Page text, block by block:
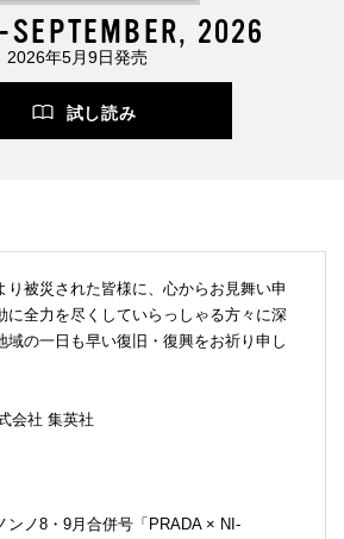
SEPTEMBER, 2026
2026年5月9日発売
試し読み
り被災された皆様に、心からお見舞い申
に全力を尽くしていらっしゃる方々に深
域の一日も早い復旧・復興をお祈り申し
会社 集英社
ンノ8・9月合併号「PRADA × NI-